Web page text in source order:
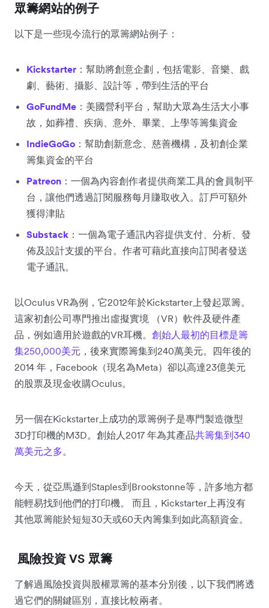
眾籌網站的例子
以下是一些現今流行的眾籌網站例子：
Kickstarter ：幫助將創意企劃，包括電影、音樂、戲
劇、藝術、攝影、設計等，帶到生活的平台
GoFundMe ：美國營利平台，幫助大眾為生活大小事
故，如葬禮、疾病、意外、畢業、上學等籌集資金
IndieGoGo ：幫助創新意念、慈善機構，及初創企業
籌集資金的平台
Patreon ：一個為內容創作者提供商業工具的會員制平
台，讓他們透過訂閱服務每月賺取收入。訂戶可額外
獲得津貼
Substack ：一個為電子通訊內容提供支付、分析、發
佈及設計支援的平台。作者可藉此直接向訂閱者發送
電子通訊。
以Oculus VR為例，它2012年於Kickstarter上發起眾籌。
這家初創公司專門推出虛擬實境 （VR）軟件及硬件產
品，例如適用於遊戲的VR耳機。 創始人最初的目標是籌
集250,000美元 ，後來實際籌集到240萬美元。四年後的
2014 年，Facebook（現名為Meta）卻以高達23億美元
的股票及現金收購Oculus。
另一個在Kickstarter上成功的眾籌例子是專門製造微型
3D打印機的M3D。創始人2017 年為其產品共籌集到340
萬美元之多。
今天，從亞馬遜到Staples到Brookstonne等，許多地方都
能輕易找到他們的打印機。 而且，Kickstarter上再沒有
其他眾籌能於短短30天或60天內籌集到如此高額資金。
風險投資 VS 眾籌
了解過風險投資與股權眾籌的基本分別後，以下我們將透
過它們的關鍵區別，直接比較兩者。